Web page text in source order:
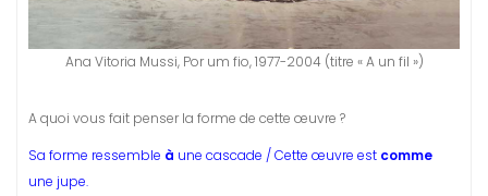
Ana Vitoria Mussi, Por um fio, 1977-2004 (titre « A un fil »)
A quoi vous fait penser la forme de cette œuvre ?
Sa forme ressemble à une cascade / Cette œuvre est comme
une jupe.